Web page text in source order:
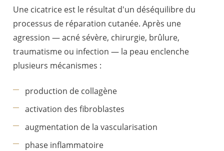
Une cicatrice est le résultat d'un déséquilibre du
processus de réparation cutanée. Après une
agression — acné sévère, chirurgie, brûlure,
traumatisme ou infection — la peau enclenche
plusieurs mécanismes :
production de collagène
activation des fibroblastes
augmentation de la vascularisation
phase inflammatoire